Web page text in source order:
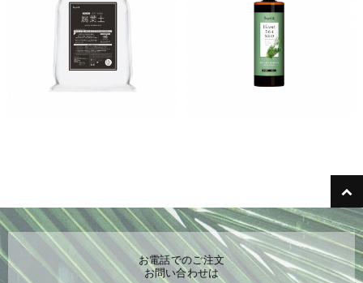
お電話でのご注文
お問い合わせは